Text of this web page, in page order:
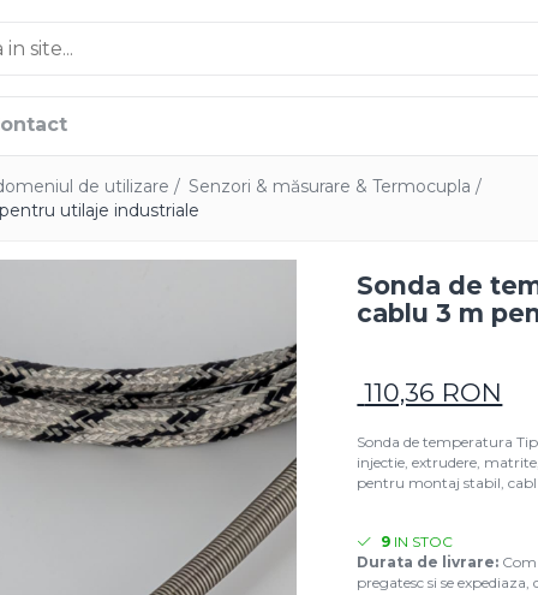
de utilizare / Senzori & măsurare & Termocupla /
utilaje industriale
Sonda de
cablu 3 m
110,36 RON
Sonda de temperatura
injectie, extrudere,
pentru montaj stabil,
9 IN STOC
Durata de livrare:
pregatesc si se expediaza,